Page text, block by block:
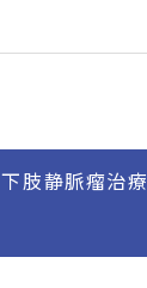
下肢静脈瘤治療